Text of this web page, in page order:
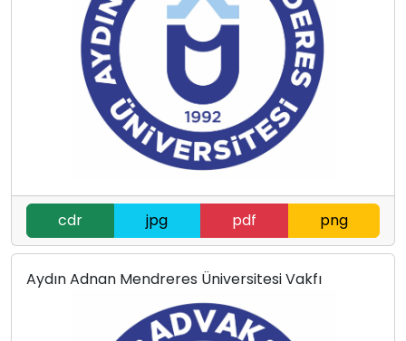
cdr jpg pdf png
Aydın Adnan Mendreres Üniversitesi Vakfı